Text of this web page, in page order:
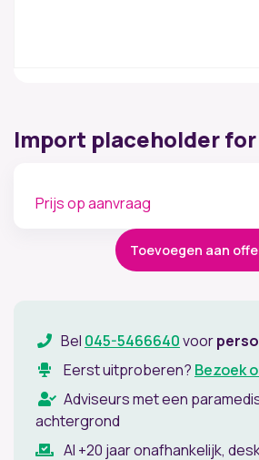
Import placeholder for
Prijs op aanvraag
Toevoegen aan
Bel 045-5466640voor
Eerst uitproberen? Bezoek
Adviseurs met een
achtergrond
Al +20 jaar onafhankelijk,